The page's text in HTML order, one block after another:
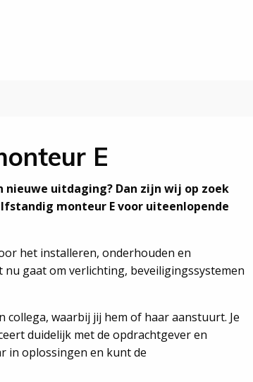
E
uitdaging? Dan zijn wij op zoek
monteur E voor uiteenlopende
het installeren, onderhouden en
gaat om verlichting, beveiligingssystemen
waarbij jij hem of haar aanstuurt. Je
duidelijk met de opdrachtgever en
in oplossingen en kunt de